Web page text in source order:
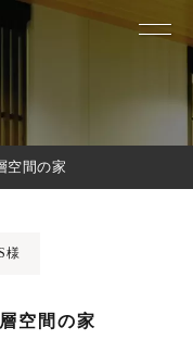
空間の家
様
空間の家